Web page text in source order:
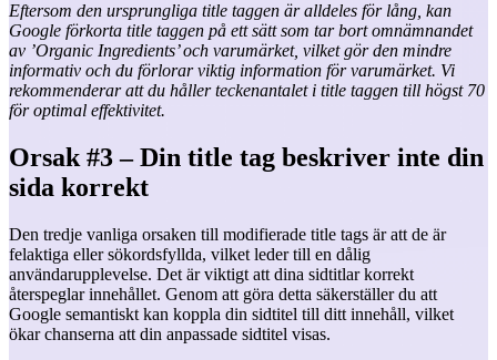
Eftersom den ursprungliga title taggen är alldeles för lång, kan
Google förkorta title taggen på ett sätt som tar bort omnämnandet
av ’Organic Ingredients’ och varumärket, vilket gör den mindre
informativ och du förlorar viktig information för varumärket. Vi
rekommenderar att du håller teckenantalet i title taggen till högst 70
för optimal effektivitet.
Orsak #3 – Din title tag beskriver inte din
sida korrekt
Den tredje vanliga orsaken till modifierade title tags är att de är
felaktiga eller sökordsfyllda, vilket leder till en dålig
användarupplevelse. Det är viktigt att dina sidtitlar korrekt
återspeglar innehållet. Genom att göra detta säkerställer du att
Google semantiskt kan koppla din sidtitel till ditt innehåll, vilket
ökar chanserna att din anpassade sidtitel visas.